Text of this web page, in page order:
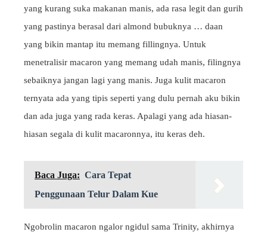
yang kurang suka makanan manis, ada rasa legit dan gurih
yang pastinya berasal dari almond bubuknya … daan
yang bikin mantap itu memang fillingnya. Untuk
menetralisir macaron yang memang udah manis, filingnya
sebaiknya jangan lagi yang manis. Juga kulit macaron
ternyata ada yang tipis seperti yang dulu pernah aku bikin
dan ada juga yang rada keras. Apalagi yang ada hiasan-
hiasan segala di kulit macaronnya, itu keras deh.
Baca Juga: Cara Tepat
Penggunaan Telur Dalam Kue
Ngobrolin macaron ngalor ngidul sama Trinity, akhirnya